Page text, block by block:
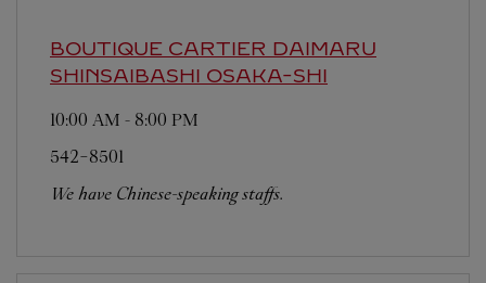
BOUTIQUE CARTIER DAIMARU
SHINSAIBASHI OSAKA-SHI
10:00 AM - 8:00 PM
542-8501
We have Chinese-speaking staffs.